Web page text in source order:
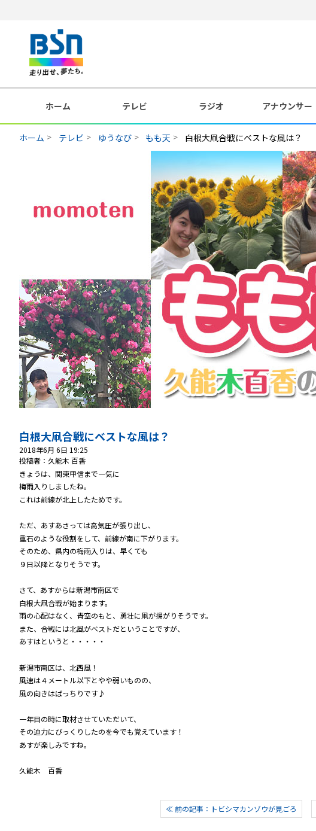
ホーム テレビ ラジオ アナウンサー
ホーム テレビ ゆうなび もも天 白根大凧合戦にベストな風は？
白根大凧合戦にベストな風は？
2018年6月 6日 19:25
投稿者：久能木 百香
きょうは、関東甲信まで一気に
梅雨入りしましたね。
これは前線が北上したためです。
ただ、あすあさっては高気圧が張り出し、
重石のような役割をして、前線が南に下がります。
そのため、県内の梅雨入りは、早くても
９日以降となりそうです。
さて、あすからは新潟市南区で
白根大凧合戦が始まります。
雨の心配はなく、青空のもと、勇壮に凧が揚がりそうです。
また、合戦には北風がベストだということですが、
あすはというと・・・・・
新潟市南区は、北西風！
風速は４メートル以下とやや弱いものの、
風の向きはばっちりです♪
一年目の時に取材させていただいて、
その迫力にびっくりしたのを今でも覚えています！
あすが楽しみですね。
久能木 百香
≪ 前の記事：トビシマカンゾウが見ごろ